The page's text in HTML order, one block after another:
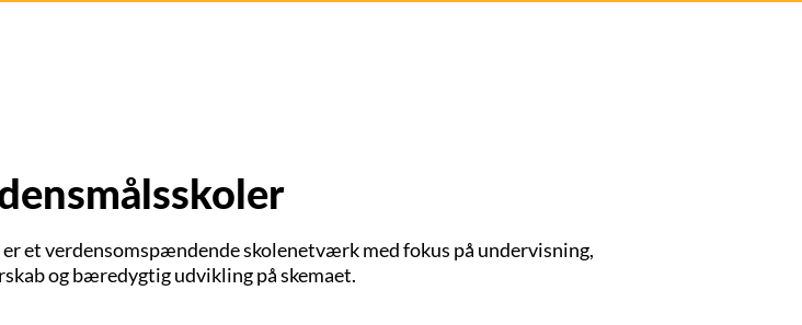
et verdensomspændende skolenetværk med fokus på undervisning,
og bæredygtig udvikling på skemaet.